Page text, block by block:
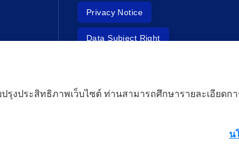
Privacy Notice
Data Subject Right
ปรุงประสิทธิภาพเว็บไซต์ ท่านสามารถศึกษารายละเอียด
น